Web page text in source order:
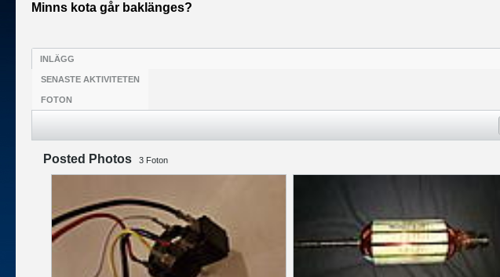
Minns kota går baklänges?
INLÄGG
SENASTE AKTIVITETEN
FOTON
Posted Photos 3 Foton